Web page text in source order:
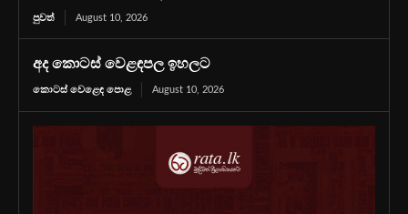
පුවත් August 10, 2026
අද කොටස් වෙළඳපල ඉහලට
කොටස් වෙළෙඳ පොළ August 10, 2026